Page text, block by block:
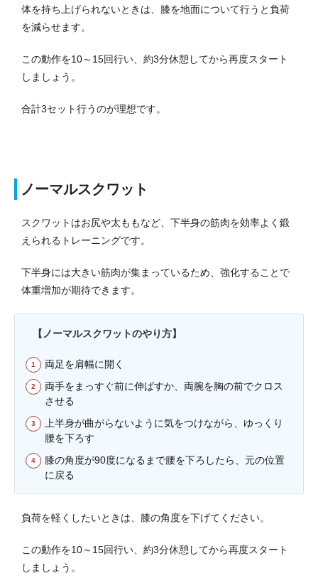
体を持ち上げられないときは、膝を地面について行うと負荷
を減らせます。
この動作を10～15回行い、約3分休憩してから再度スタート
しましょう。
合計3セット行うのが理想です。
ノーマルスクワット
スクワットはお尻や太ももなど、下半身の筋肉を効率よく鍛
えられるトレーニングです。
下半身には大きい筋肉が集まっているため、強化することで
体重増加が期待できます。
【ノーマルスクワットのやり方】
両足を肩幅に開く
両手をまっすぐ前に伸ばすか、両腕を胸の前でクロス
させる
上半身が曲がらないように気をつけながら、ゆっくり
腰を下ろす
膝の角度が90度になるまで腰を下ろしたら、元の位置
に戻る
負荷を軽くしたいときは、膝の角度を下げてください。
この動作を10～15回行い、約3分休憩してから再度スタート
しましょう。